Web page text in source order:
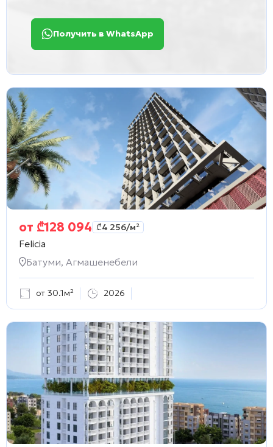
Получить в WhatsApp
от ₾128 094 ₾4 256/м²
Felicia
Батуми, Агмашенебели
от 30.1м² 2026